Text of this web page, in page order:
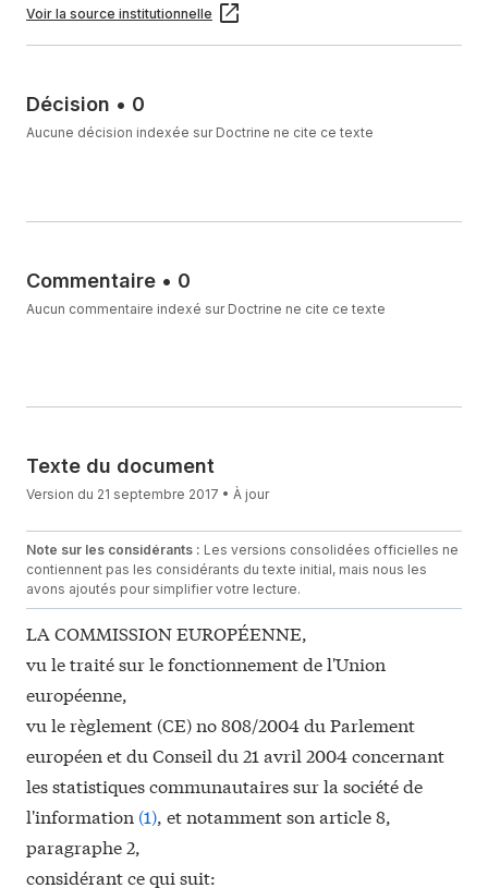
Voir la source institutionnelle
Décision • 0
Aucune décision indexée sur Doctrine ne cite ce texte
Commentaire • 0
Aucun commentaire indexé sur Doctrine ne cite ce texte
Texte du document
Version du 21 septembre 2017 • À jour
Note sur les considérants : Les versions consolidées officielles ne
contiennent pas les considérants du texte initial, mais nous les
avons ajoutés pour simplifier votre lecture.
LA COMMISSION EUROPÉENNE,
vu le traité sur le fonctionnement de l'Union
européenne,
vu le règlement (CE) no808/2004 du Parlement
européen et du Conseil du 21 avril 2004 concernant
les statistiques communautaires sur la société de
l'information (1), et notamment son article 8,
paragraphe 2,
considérant ce qui suit: